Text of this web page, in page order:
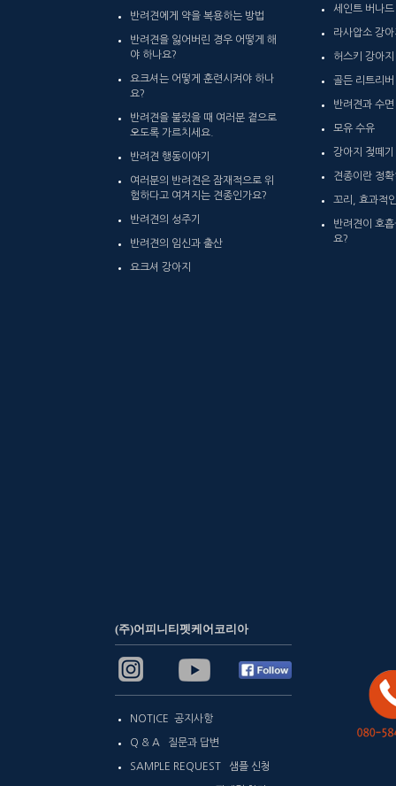
반려견에게 약을 복용하는 방법
반려견을 잃어버린 경우 어떻게 해
야 하나요?
요크셔는 어떻게 훈련시켜야 하나
요?
반려견을 불렀을 때 여러분 곁으로
오도록 가르치세요.
반려견 행동이야기
여러분의 반려견은 잠재적으로 위
험하다고 여겨지는 견종인가요?
반려견의 성주기
반려견의 임신과 출산
요크셔 강아지
세인트 버나
라사압소 강아
허스키 강아지
골든 리트리
반려견과 수면
모유 수유
강아지 젖떼기
견종이란 정
꼬리, 효과적
반려견이 호
요?
(주)어피니티펫케어코리아
NOTICE 공지사항
Q & A 질문과 답변
SAMPLE REQUEST 샘플 신청